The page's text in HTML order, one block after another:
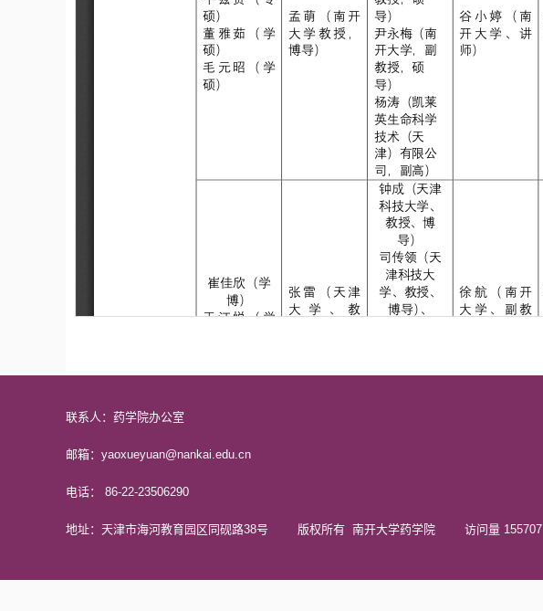
联系人：药学院办公室
邮箱：yaoxueyuan@nankai.edu.cn
电话： 86-22-23506290
地址：天津市海河教育园区同砚路38号 版权所有 南开大学药学院 访问量 155707